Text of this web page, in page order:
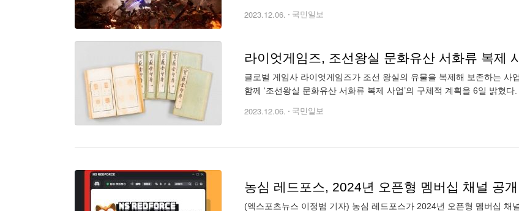
2023.12.06. 국민일보
라이엇게임즈, 조선왕실 문화유산 서화류 복제
글로벌 게임사 라이엇게임즈가 조선 왕실의 유물을 복제해 보존하는
함께 ‘조선왕실 문화유산 서화류 복제 사업’의 구체적 계획을 6일 밝혔
2023.12.06. 국민일보
농심 레드포스, 2024년 오픈형 멤버십 채널 공
(엑스포츠뉴스 이정범 기자) 농심 레드포스가 2024년 오픈형 멤버십